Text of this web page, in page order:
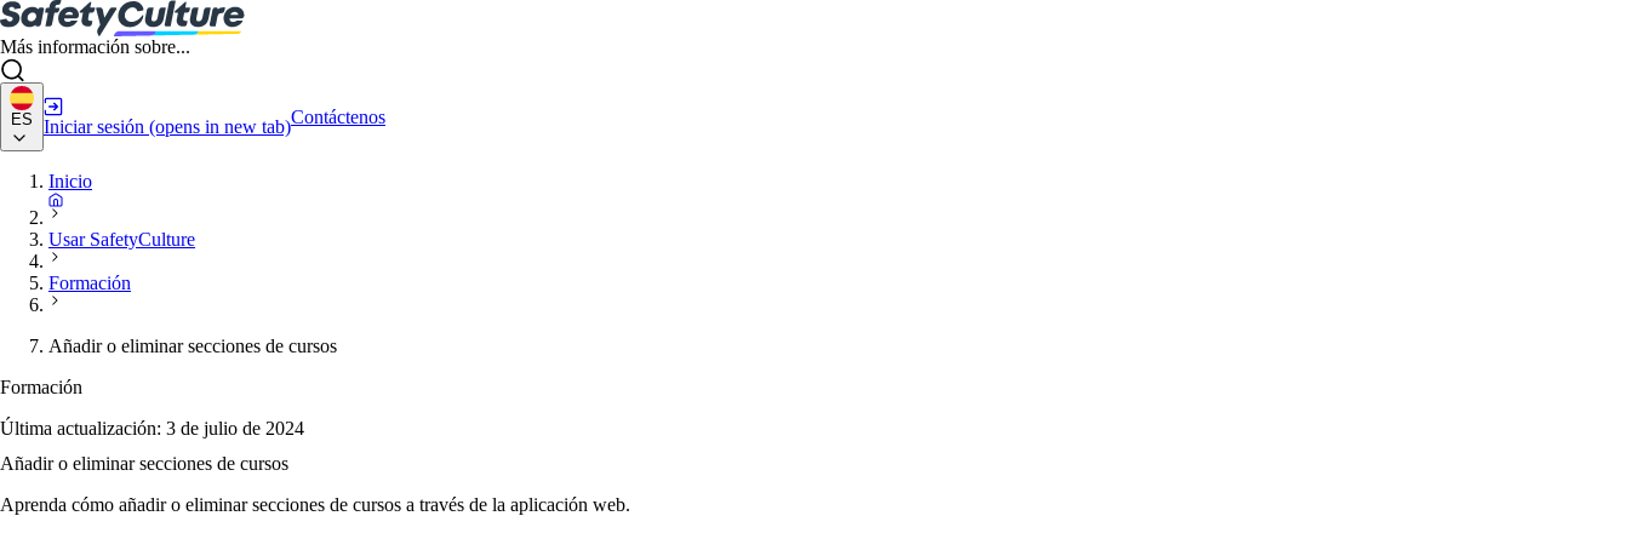
Más información sobre...
ES Iniciar sesión (opens in new tab)Contáctenos
Inicio
Usar SafetyCulture
Formación
Añadir o eliminar secciones de cursos
Formación
Última actualización: 3 de julio de 2024
Añadir o eliminar secciones de cursos
Aprenda cómo añadir o eliminar secciones de cursos a través de la aplicación web.